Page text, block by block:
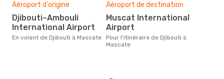
Aéroport d'origine
Djibouti–Ambouli
International Airport
En volant de Djibouti à Mascate
Aéroport de destination
Muscat International
Airport
Pour l'itinéraire de Djibouti à
Mascate